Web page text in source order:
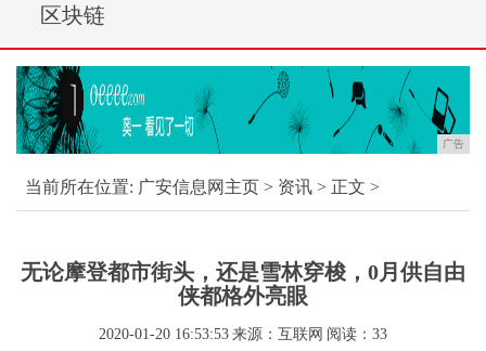
区块链
广告
当前所在位置: 广安信息网主页 > 资讯 > 正文 >
无论摩登都市街头，还是雪林穿梭，0月供自由
侠都格外亮眼
2020-01-20 16:53:53 来源：互联网 阅读：33